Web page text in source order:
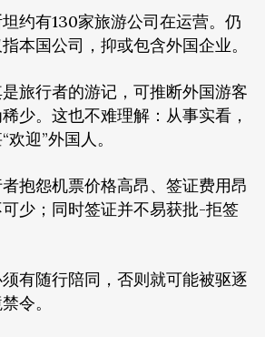
约有130家旅游公司在运营。仍
本国公司，抑或包含外国企业。
旅行者的游记，可推断外国游客
少。这也不难理解：从事实看，
迎”外国人。
抱怨机票价格高昂、签证费用昂
少；同时签证并不易获批-拒签
有随行陪同，否则就可能被驱逐
令。